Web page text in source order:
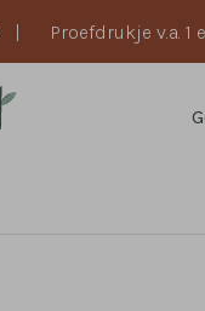
| Proefdrukje v.a. 1